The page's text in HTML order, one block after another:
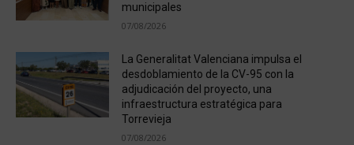
municipales
07/08/2026
La Generalitat Valenciana impulsa el
desdoblamiento de la CV-95 con la
adjudicación del proyecto, una
infraestructura estratégica para
Torrevieja
07/08/2026